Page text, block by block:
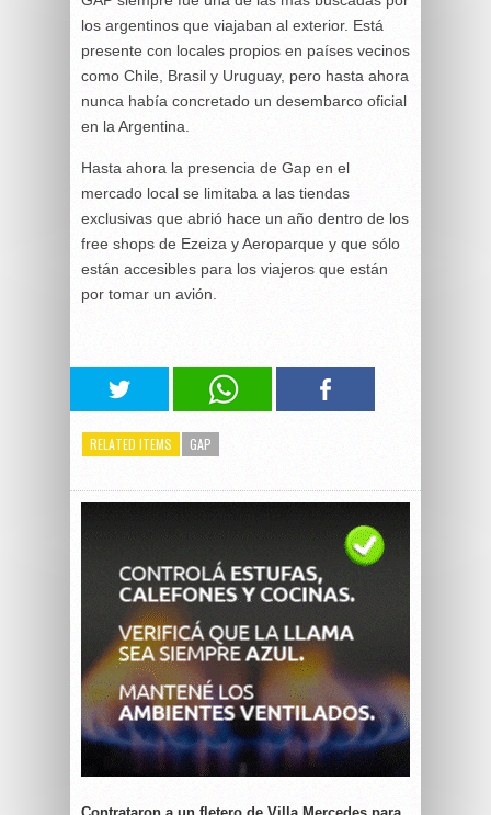
los argentinos que viajaban al exterior. Está
presente con locales propios en países vecinos
como Chile, Brasil y Uruguay, pero hasta ahora
nunca había concretado un desembarco oficial
en la Argentina.
Hasta ahora la presencia de Gap en el
mercado local se limitaba a las tiendas
exclusivas que abrió hace un año dentro de los
free shops de Ezeiza y Aeroparque y que sólo
están accesibles para los viajeros que están
por tomar un avión.
RELATED ITEMS GAP